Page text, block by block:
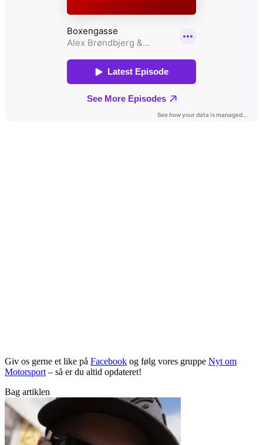
Giv os gerne et like på Facebook og følg vores gruppe Nyt om
Motorsport – så er du altid opdateret!
Bag artiklen